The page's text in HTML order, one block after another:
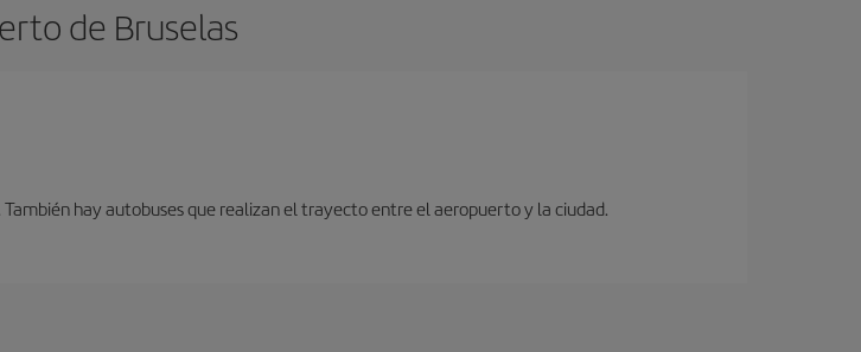
de Bruselas
hay autobuses que realizan el trayecto entre el aeropuerto y la ciudad.